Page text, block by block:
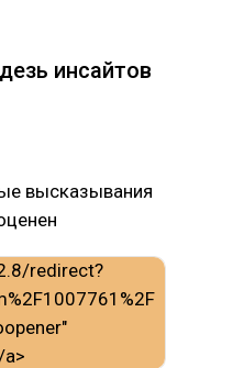
инсайтов
высказывания